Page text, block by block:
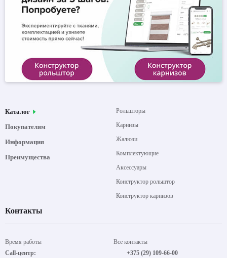
Каталог
Покупателям
Информация
Преимущества
Рольшторы
Карнизы
Жалюзи
Комплектующие
Аксессуары
Конструктор рольштор
Конструктор карнизов
Контакты
Время работы
Call-центр:
Все контакты
+375 (29) 109-66-00